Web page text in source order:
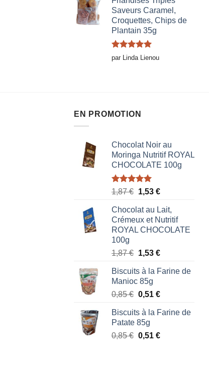
Saveurs Caramel,
Croquettes, Chips de
Plantain 35g
Note5sur
5
par Linda Lienou
EN PROMOTION
Chocolat Noir au
Moringa Nutritif ROYAL
CHOCOLATE 100g
Note5.00
1,87€ Le
initial
était :
1,87 €.
1,53 €Le
actuel
est :
1,53 €.
Chocolat au Lait,
Crémeux et Nutritif
ROYAL CHOCOLATE
100g
1,87€ Le
initial
était :
1,87 €.
1,53 €Le
actuel
1,53 €.
Biscuits à la Farine de
Manioc 85g
0,85€ Le
initial
était :
0,85 €.
0,51 €Le
actuel
0,51 €.
Biscuits à la Farine de
Patate 85g
0,85€ Le
0,51 €Le